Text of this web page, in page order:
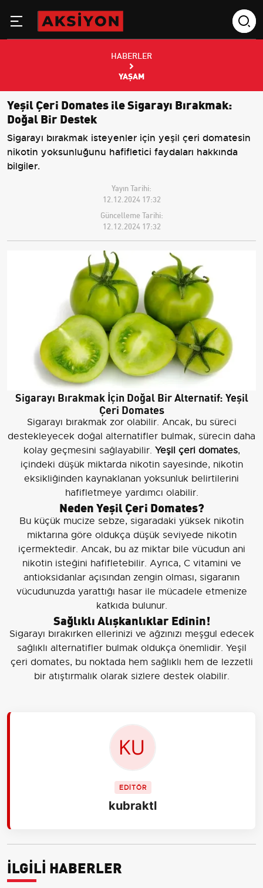
HABERLER
YAŞAM
Yeşil Çeri Domates ile Sigarayı Bırakmak:
Doğal Bir Destek
Sigarayı bırakmak isteyenler için yeşil çeri domatesin
nikotin yoksunluğunu hafifletici faydaları hakkında
bilgiler.
Yayın Tarihi:
12.12.2024 17:32
Güncelleme Tarihi:
12.12.2024 17:32
Sigarayı Bırakmak İçin Doğal Bir Alternatif: Yeşil
Çeri Domates
Sigarayı bırakmak zor olabilir. Ancak, bu süreci
destekleyecek doğal alternatifler bulmak, sürecin daha
kolay geçmesini sağlayabilir. Yeşil çeri domates,
içindeki düşük miktarda nikotin sayesinde, nikotin
eksikliğinden kaynaklanan yoksunluk belirtilerini
hafifletmeye yardımcı olabilir.
Neden Yeşil Çeri Domates?
Bu küçük mucize sebze, sigaradaki yüksek nikotin
miktarına göre oldukça düşük seviyede nikotin
içermektedir. Ancak, bu az miktar bile vücudun ani
nikotin isteğini hafifletebilir. Ayrıca, C vitamini ve
antioksidanlar açısından zengin olması, sigaranın
vücudunuzda yarattığı hasar ile mücadele etmenize
katkıda bulunur.
Sağlıklı Alışkanlıklar Edinin!
Sigarayı bırakırken ellerinizi ve ağzınızı meşgul edecek
sağlıklı alternatifler bulmak oldukça önemlidir. Yeşil
çeri domates, bu noktada hem sağlıklı hem de lezzetli
bir atıştırmalık olarak sizlere destek olabilir.
EDİTÖR
kubraktl
İLGİLİ HABERLER